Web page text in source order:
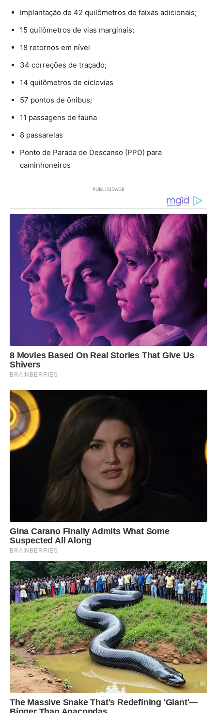
Implantação de 42 quilômetros de faixas adicionais;
15 quilômetros de vias marginais;
18 retornos em nível
34 correções de traçado;
14 quilômetros de ciclovias
57 pontos de ônibus;
11 passagens de fauna
8 passarelas
Ponto de Parada de Descanso (PPD) para
caminhoneiros
PUBLICIDADE